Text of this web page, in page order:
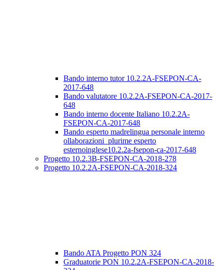
Bando interno tutor 10.2.2A-FSEPON-CA-
2017-648
Bando valutatore 10.2.2A-FSEPON-CA-2017-
648
Bando interno docente Italiano 10.2.2A-
FSEPON-CA-2017-648
Bando esperto madrelingua personale interno
ollaborazioni_plurime esperto
esternoinglese10.2.2a-fsepon-ca-2017-648
Progetto 10.2.3B-FSEPON-CA-2018-278
Progetto 10.2.2A-FSEPON-CA-2018-324
Bando ATA Progetto PON 324
Graduatorie PON 10.2.2A-FSEPON-CA-2018-